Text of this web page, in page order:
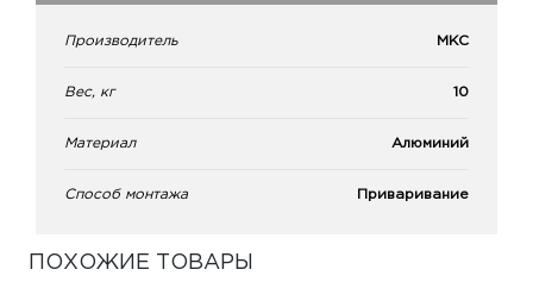
Производитель МКС
Вес, кг 10
Материал Алюминий
Способ монтажа Приваривание
ПОХОЖИЕ ТОВАРЫ